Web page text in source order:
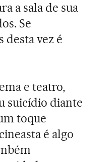
a sala de sua
Se
vez é
e teatro,
suicídio diante
toque
é algo